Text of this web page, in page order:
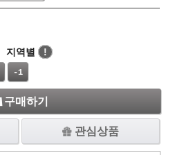
지역별
!
-1
구매하기
관심상품